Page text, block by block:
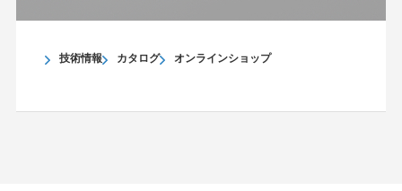
技術情報 カタログ オンラインショップ